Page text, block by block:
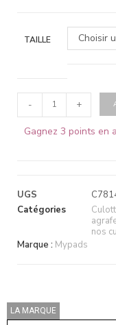
TAILLE Choisir
- +
Gagnez 3 points en
UGS
Catégories
nos
Marque : Mypads
LA MARQUE